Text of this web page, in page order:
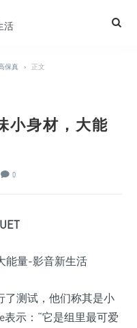
保真 › 正文
小身材，大能
0
了测试，他们称其是小
示：“它是组里最可爱